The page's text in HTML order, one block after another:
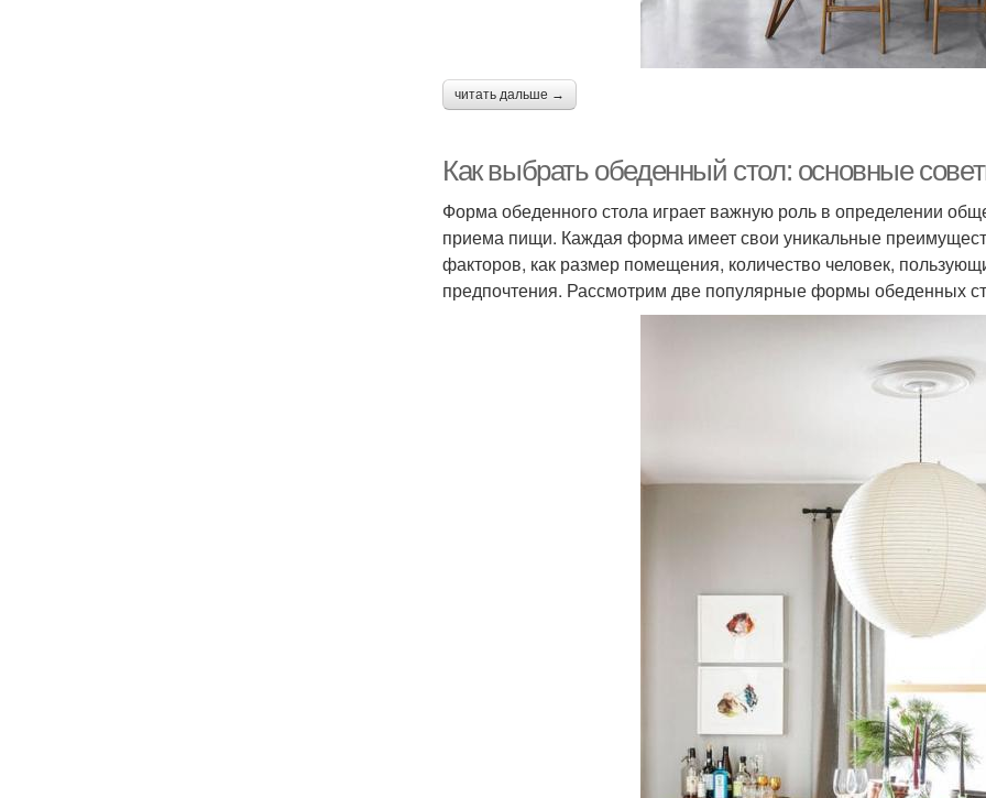
читать дальше →
Как выбрать обеденный стол: основные
Форма обеденного стола играет важную роль в определении
приема пищи. Каждая форма имеет свои уникальные
факторов, как размер помещения, количество человек,
предпочтения. Рассмотрим две популярные формы обеденных